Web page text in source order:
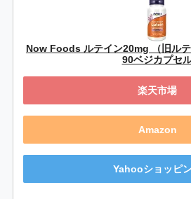
Now Foods ルテイン20mg （旧ルテ
90ベジカプセ
楽天市場
Amazon
Yahooショッピ